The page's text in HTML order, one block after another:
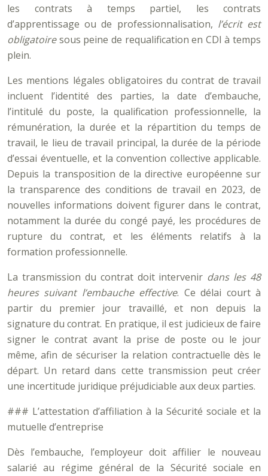
les contrats à temps partiel, les contrats
d’apprentissage ou de professionnalisation, l’écrit est
obligatoiresous peine de requalification en CDI à temps
plein.
Les mentions légales obligatoires du contrat de travail
incluent l’identité des parties, la date d’embauche,
l’intitulé du poste, la qualification professionnelle, la
rémunération, la durée et la répartition du temps de
travail, le lieu de travail principal, la durée de la période
d’essai éventuelle, et la convention collective applicable.
Depuis la transposition de la directive européenne sur
la transparence des conditions de travail en 2023, de
nouvelles informations doivent figurer dans le contrat,
notamment la durée du congé payé, les procédures de
rupture du contrat, et les éléments relatifs à la
formation professionnelle.
La transmission du contrat doit intervenir dans les 48
heures suivant l’embauche effective. Ce délai court à
partir du premier jour travaillé, et non depuis la
signature du contrat. En pratique, il est judicieux de faire
signer le contrat avant la prise de poste ou le jour
même, afin de sécuriser la relation contractuelle dès le
départ. Un retard dans cette transmission peut créer
une incertitude juridique préjudiciable aux deux parties.
### L’attestation d’affiliation à la Sécurité sociale et la
mutuelle d’entreprise
Dès l’embauche, l’employeur doit affilier le nouveau
salarié au régime général de la Sécurité sociale en